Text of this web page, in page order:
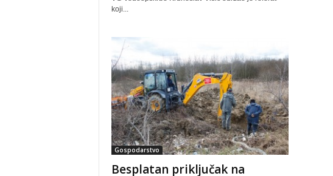
koji...
Gospodarstvo
Besplatan priključak na